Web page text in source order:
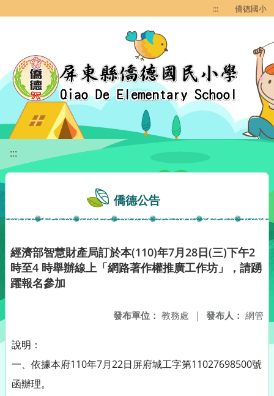
::: 僑德國小
:::
僑德公告
經濟部智慧財產局訂於本(110)年7月28日(三)下午2
時至4 時舉辦線上「網路著作權推廣工作坊」，請踴
躍報名參加
發布人： 網管
發布單位： 教務處 |
說明：
一、依據本府110年7月22日屏府城工字第11027698500號
函辦理。